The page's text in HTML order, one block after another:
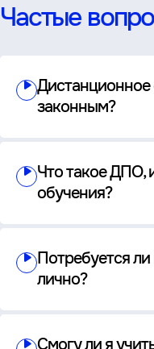
Частые
Дистанционное
законным?
Что такое ДПО,
обучения?
Потребуется
лично?
Смогу ли я